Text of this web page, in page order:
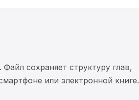
сохраняет структуру глав,
или электронной книге.